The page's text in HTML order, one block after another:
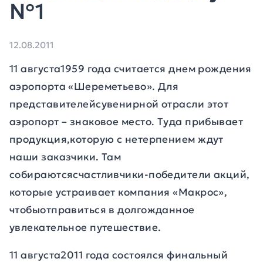
№1
12.08.2011
11 августа1959 года считается днем рождения
аэропорта «Шереметьево». Для
представителейсувенирной отрасли этот
аэропорт – знаковое место. Туда прибывает
продукция,которую с нетерпением ждут
наши заказчики. Там
собираютсясчастливчики-победители акций,
которые устраивает компания «Макрос»,
чтобыотправиться в долгожданное
увлекательное путешествие.
11 августа2011 года состоялся финальный